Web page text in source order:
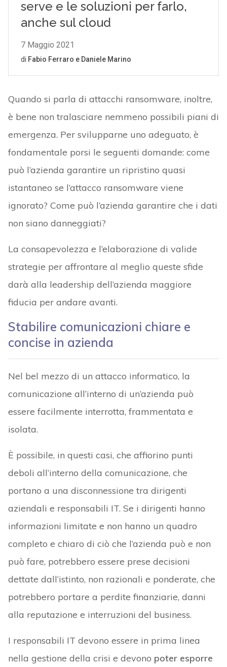
Quando si parla di attacchi ransomware, inoltre,
è bene non tralasciare nemmeno possibili piani di
emergenza. Per svilupparne uno adeguato, è
fondamentale porsi le seguenti domande: come
può l’azienda garantire un ripristino quasi
istantaneo se l’attacco ransomware viene
ignorato? Come può l’azienda garantire che i dati
non siano danneggiati?
La consapevolezza e l’elaborazione di valide
strategie per affrontare al meglio queste sfide
darà alla leadership dell’azienda maggiore
fiducia per andare avanti.
Stabilire comunicazioni chiare e
concise in azienda
Nel bel mezzo di un attacco informatico, la
comunicazione all’interno di un’azienda può
essere facilmente interrotta, frammentata e
isolata.
È possibile, in questi casi, che affiorino punti
deboli all’interno della comunicazione, che
portano a una disconnessione tra dirigenti
aziendali e responsabili IT. Se i dirigenti hanno
informazioni limitate e non hanno un quadro
completo e chiaro di ciò che l’azienda può e non
può fare, potrebbero essere prese decisioni
dettate dall’istinto, non razionali e ponderate, che
potrebbero portare a perdite finanziarie, danni
alla reputazione e interruzioni del business.
I responsabili IT devono essere in prima linea
nella gestione della crisi e devono poter esporre